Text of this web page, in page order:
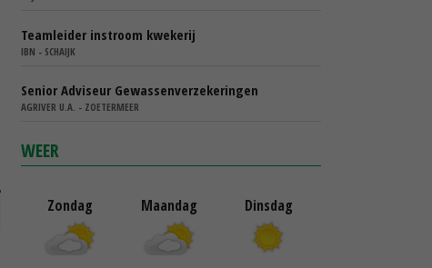
Teamleider instroom kwekerij
IBN - SCHAIJK
Senior Adviseur Gewassenverzekeringen
AGRIVER U.A. - ZOETERMEER
WEER
Zondag Maandag Dinsdag